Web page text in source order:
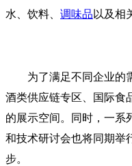
水、饮料、 调味品 以及相
为了满足不同企业的
酒类供应链专区、国际食
的展示空间。同时，一系
和技术研讨会也将同期举
步。